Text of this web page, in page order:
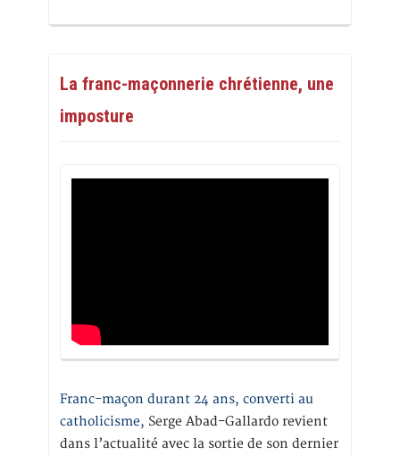
La franc-maçonnerie chrétienne, une
imposture
Franc-maçon durant 24 ans, converti au
catholicisme, Serge Abad-Gallardo revient
dans l’actualité avec la sortie de son dernier